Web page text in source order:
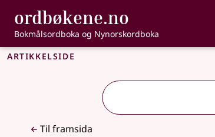
Gå til hovudinnhald
Tilgjenge
ordbøkene.no ,
Bokmålsordboka og Nynorskordboka
Artikkelside
Til framsida